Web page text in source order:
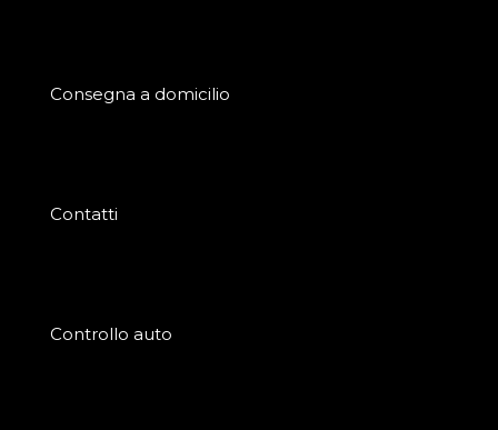
Consegna a domicilio
Contatti
Controllo auto